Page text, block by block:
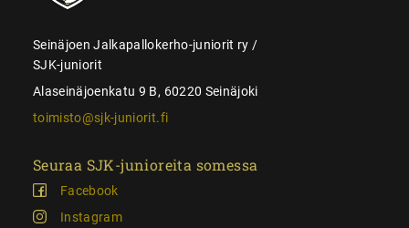
Seinäjoen Jalkapallokerho-juniorit ry /
SJK-juniorit
Alaseinäjoenkatu 9 B, 60220 Seinäjoki
toimisto@sjk-juniorit.fi
Seuraa SJK-junioreita somessa
Facebook
Instagram